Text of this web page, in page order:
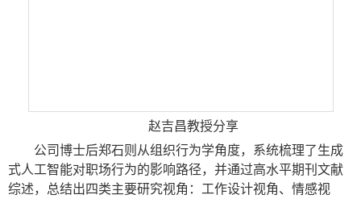
赵吉昌教授分享
公司博士后郑石则从组织行为学角度，系统梳理了生成
式人工智能对职场行为的影响路径，并通过高水平期刊文献
综述，总结出四类主要研究视角： 工作设计视角、 情感视